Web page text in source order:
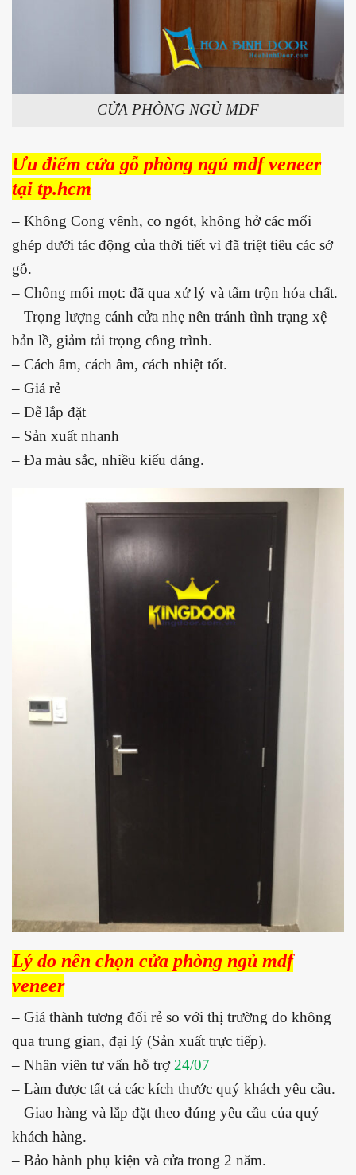
CỬA PHÒNG NGỦ MDF
Ưu điểm cửa gỗ phòng ngủ mdf veneer
tại tp.hcm
– Không Cong vênh, co ngót, không hở các mối
ghép dưới tác động của thời tiết vì đã triệt tiêu các sớ
gỗ.
– Chống mối mọt: đã qua xử lý và tẩm trộn hóa chất.
– Trọng lượng cánh cửa nhẹ nên tránh tình trạng xệ
bản lề, giảm tải trọng công trình.
– Cách âm, cách âm, cách nhiệt tốt.
– Giá rẻ
– Dễ lắp đặt
– Sản xuất nhanh
– Đa màu sắc, nhiều kiểu dáng.
Lý do nên chọn cửa phòng ngủ mdf
veneer
– Giá thành tương đối rẻ so với thị trường do không
qua trung gian, đại lý (Sản xuất trực tiếp).
– Nhân viên tư vấn hỗ trợ 24/07
– Làm được tất cả các kích thước quý khách yêu cầu.
– Giao hàng và lắp đặt theo đúng yêu cầu của quý
khách hàng.
– Bảo hành phụ kiện và cửa trong 2 năm.